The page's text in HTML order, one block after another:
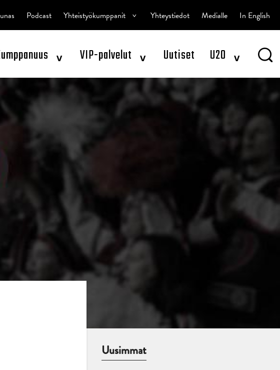
^ VIP-palvelut ^ Uutiset U20 ^
Podcast Yhteistyökumppanit ^ Yhteystiedot Medialle In English
Uusimmat